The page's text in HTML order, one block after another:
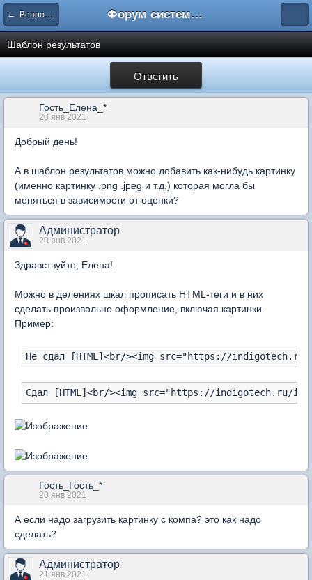
← Вопросы составления тестов Форум системы тестирования INDIGO
Шаблон результатов
Ответить
Гость_Елена_*
20 янв 2021
Добрый день!
А в шаблон результатов можно добавить как-нибудь картинку
(именно картинку .png .jpeg и т.д.) которая могла бы
меняться в зависимости от оценки?
Администратор
20 янв 2021
Здравствуйте, Елена!
Можно в делениях шкал прописать HTML-теги и в них
сделать произвольно оформление, включая картинки.
Пример:
Гость_Гость_*
20 янв 2021
А если надо загрузить картинку с компа? это как надо
сделать?
Администратор
21 янв 2021